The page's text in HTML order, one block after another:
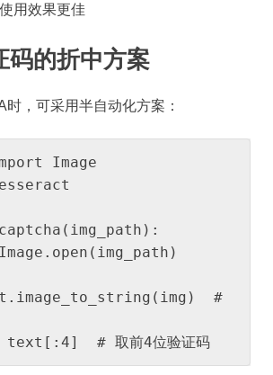
用效果更佳
码的折中方案​
，可采用半自动化方案：
Image
#
text[:4]  # 取前4位验证码